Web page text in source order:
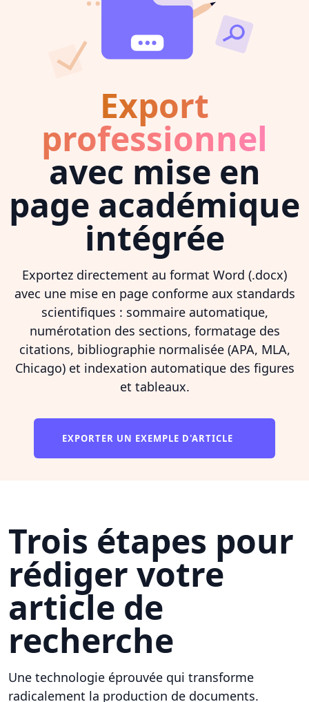
Export
professionnel
avec mise en
page académique
intégrée
Exportez directement au format Word (.docx)
avec une mise en page conforme aux standards
scientifiques : sommaire automatique,
numérotation des sections, formatage des
citations, bibliographie normalisée (APA, MLA,
Chicago) et indexation automatique des figures
et tableaux.
EXPORTER UN EXEMPLE D'ARTICLE
Trois étapes pour
rédiger votre
article de
recherche
Une technologie éprouvée qui transforme
radicalement la production de documents.